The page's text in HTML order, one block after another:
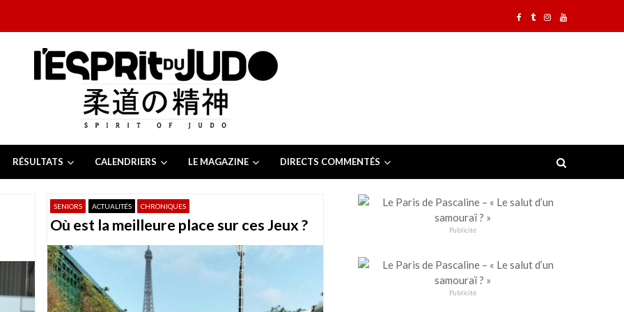
RÉSULTATS CALENDRIERS LE MAGAZINE DIRECTS COMMENTÉS
juillet 2026
2026
13 juillet 2026
Tchèque 20266 juillet 2026
SENIORS ACTUALITÉS CHRONIQUES
Où est la meilleure place sur ces Jeux ? Publicité
Publicité